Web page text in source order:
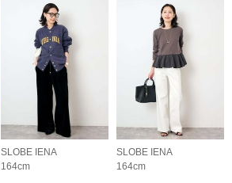
SLOBE IENA
164cm
SLOBE IENA
164cm